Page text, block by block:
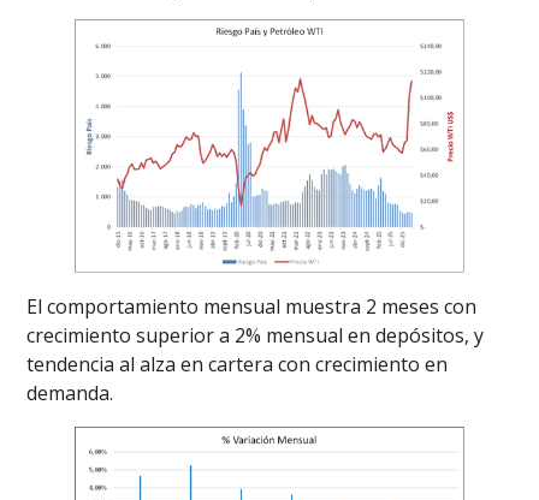
El comportamiento mensual muestra 2 meses con
crecimiento superior a 2% mensual en depósitos, y
tendencia al alza en cartera con crecimiento en
demanda.